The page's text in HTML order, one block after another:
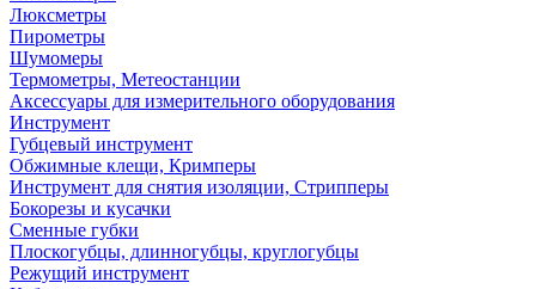
Люксметры
Пирометры
Шумомеры
Термометры, Метеостанции
Аксессуары для измерительного оборудования
Инструмент
Губцевый инструмент
Обжимные клещи, Кримперы
Инструмент для снятия изоляции, Стрипперы
Бокорезы и кусачки
Сменные губки
Плоскогубцы, длинногубцы, круглогубцы
Режущий инструмент